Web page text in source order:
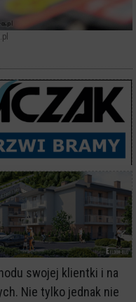
swojej klientki i na
Nie tylko jednak nie